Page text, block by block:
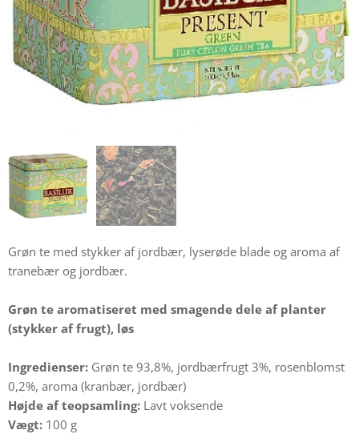
Grøn te med stykker af jordbær, lyserøde blade og aroma af
tranebær og jordbær.
Grøn te aromatiseret med smagende dele af planter
(stykker af frugt), løs
Ingredienser: Grøn te 93,8%, jordbærfrugt 3%, rosenblomst
0,2%, aroma (kranbær, jordbær)
Højde af teopsamling: Lavt voksende
Vægt: 100 g